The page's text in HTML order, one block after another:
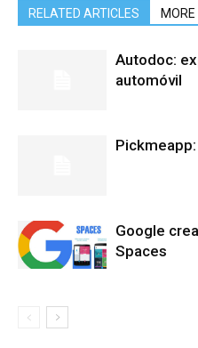
RELATED ARTICLES MORE
Autodoc:
automóvil
Google
Spaces